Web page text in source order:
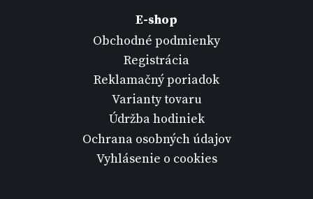
E-shop
Obchodné podmienky
Registrácia
Reklamačný poriadok
Varianty tovaru
Údržba hodiniek
Ochrana osobných údajov
Vyhlásenie o cookies